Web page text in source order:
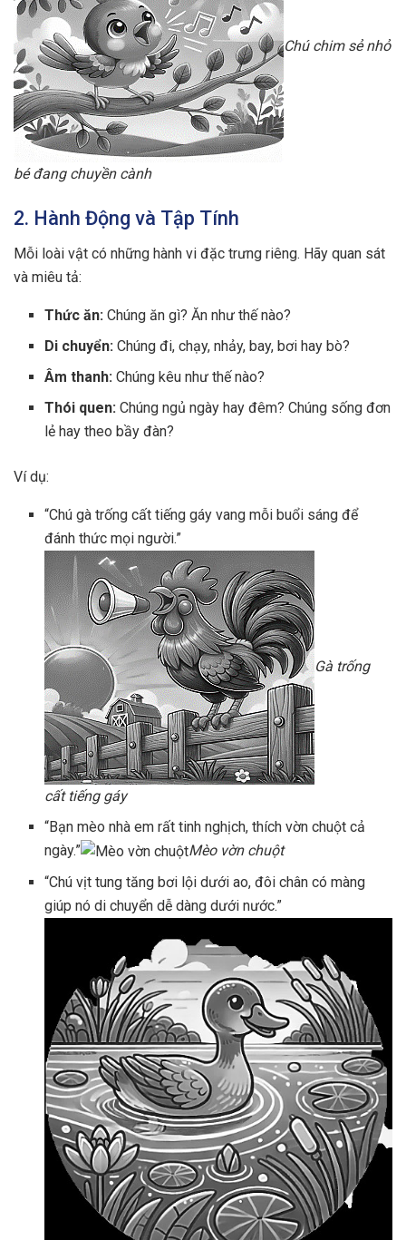
Chú chim sẻ nhỏ
bé đang chuyền cành
2. Hành Động và Tập Tính
Mỗi loài vật có những hành vi đặc trưng riêng. Hãy quan sát
và miêu tả:
Thức ăn: Chúng ăn gì? Ăn như thế nào?
Di chuyển: Chúng đi, chạy, nhảy, bay, bơi hay bò?
Âm thanh: Chúng kêu như thế nào?
Thói quen: Chúng ngủ ngày hay đêm? Chúng sống đơn
lẻ hay theo bầy đàn?
Ví dụ:
“Chú gà trống cất tiếng gáy vang mỗi buổi sáng để
đánh thức mọi người.”
Gà trống
cất tiếng gáy
“Bạn mèo nhà em rất tinh nghịch, thích vờn chuột cả
ngày.”
Mèo vờn chuột
“Chú vịt tung tăng bơi lội dưới ao, đôi chân có màng
giúp nó di chuyển dễ dàng dưới nước.”